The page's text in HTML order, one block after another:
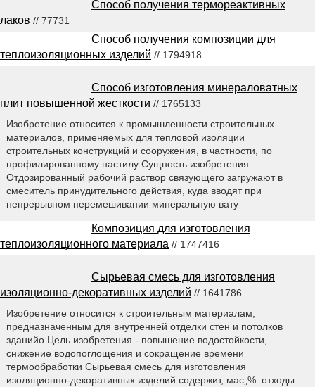
Способ получения термореактивных
лаков // 77731
Способ получения композиции для
теплоизоляционных изделий // 1794918
Способ изготовления минераловатных
плит повышенной жесткости // 1765133
Изобретение относится к промышленности строительных
материалов, применяемых для тепловой изоляции
строительных конструкций и сооружения, в частности, по
профилированному настилу Сущность изобретения:
Отдозированный рабочий раствор связующего загружают в
смеситель принудительного действия, куда вводят при
непрерывном перемешивании минеральную вату
Композиция для изготовления
теплоизоляционного материала // 1747416
Сырьевая смесь для изготовления
изоляционно-декоративных изделий // 1641786
Изобретение относится к строительным материалам,
предназначенным для внутренней отделки стен и потолков
зданийо Цель изобретения - повышение водостойкости,
снижение водопоглощения и сокращение времени
термообработки Сырьевая смесь для изготовления
изоляционно-декоративных изделий содержит, мас„%: отходы